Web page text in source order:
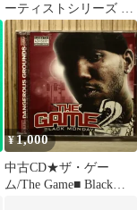
ーティストシリーズ ヴ
ェノム -Armed &
Dangerous-
¥1,000
中古CD★ザ・ゲー
ム/The Game■ Black